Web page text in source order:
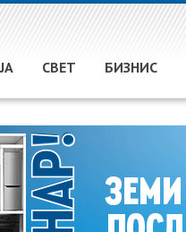
СВЕТ БИЗНИС